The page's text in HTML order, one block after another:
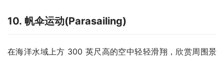
10. 帆伞运动(Parasailing)
在海洋水域上方 300 英尺高的空中轻轻滑翔，欣赏周围景